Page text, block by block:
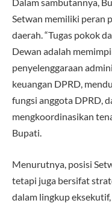
Dalam sambutannya,
Setwan memiliki peran
daerah. “Tugas pokok
Dewan adalah
penyelenggaraan
keuangan DPRD,
fungsi anggota DPRD,
mengkoordinasikan
Bupati.
Menurutnya, posisi
tetapi juga bersifat
dalam lingkup